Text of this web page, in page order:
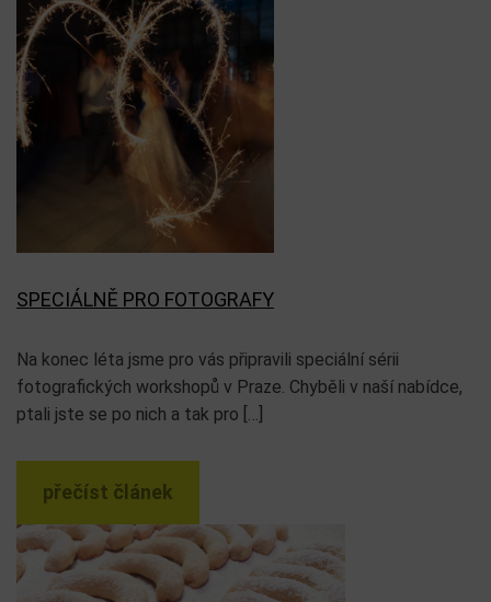
SPECIÁLNĚ PRO FOTOGRAFY
Na konec léta jsme pro vás připravili speciální sérii
fotografických workshopů v Praze. Chyběli v naší nabídce,
ptali jste se po nich a tak pro […]
přečíst článek